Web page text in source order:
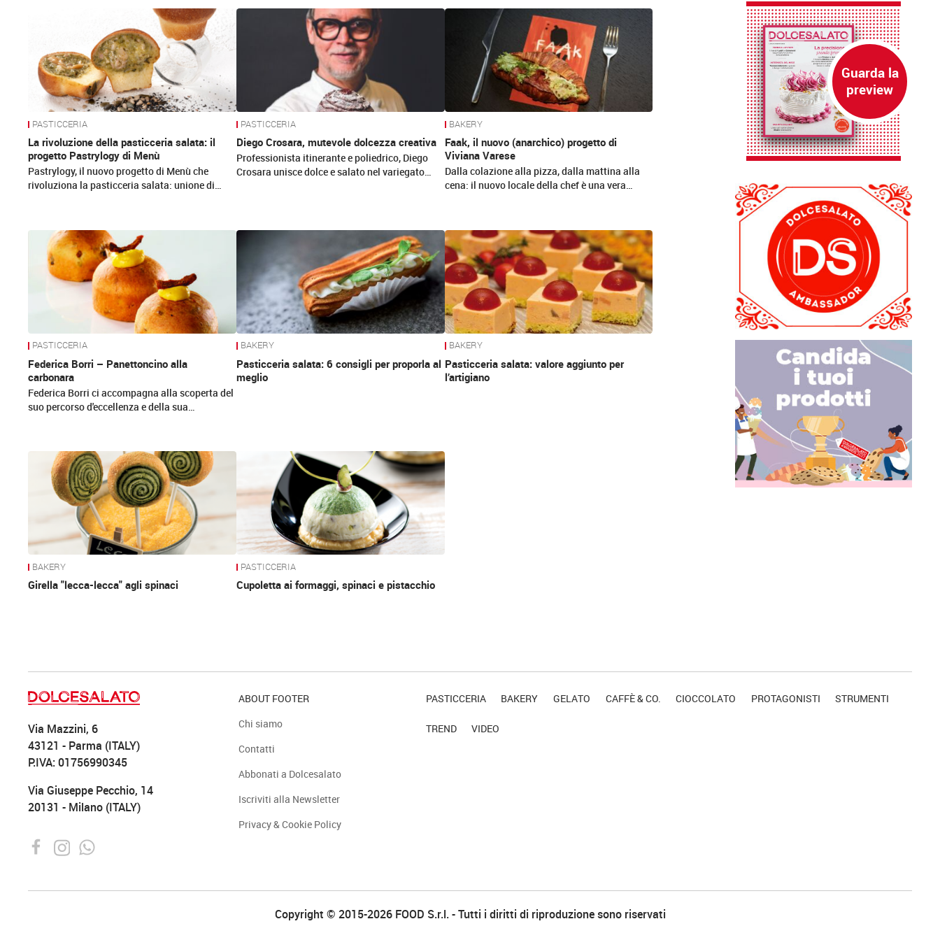
PASTICCERIA
La rivoluzione della pasticceria salata: il
progetto Pastrylogy di Menù
Pastrylogy, il nuovo progetto di Menù che
rivoluziona la pasticceria salata: unione di…
PASTICCERIA
Diego Crosara, mutevole dolcezza creativa
Professionista itinerante e poliedrico, Diego
Crosara unisce dolce e salato nel variegato…
BAKERY
Faak, il nuovo (anarchico) progetto di
Viviana Varese
Dalla colazione alla pizza, dalla mattina alla
cena: il nuovo locale della chef è una vera…
PASTICCERIA
Federica Borri – Panettoncino alla
carbonara
Federica Borri ci accompagna alla scoperta del
suo percorso d'eccellenza e della sua…
BAKERY
Pasticceria salata: 6 consigli per proporla al
meglio
BAKERY
Pasticceria salata: valore aggiunto per
l’artigiano
BAKERY
Girella "lecca-lecca" agli spinaci
PASTICCERIA
Cupoletta ai formaggi, spinaci e pistacchio
Via Mazzini, 6
43121 - Parma (ITALY)
P.IVA: 01756990345
Via Giuseppe Pecchio, 14
20131 - Milano (ITALY)
ABOUT FOOTER
Chi siamo
Contatti
Abbonati a Dolcesalato
Iscriviti alla Newsletter
Privacy & Cookie Policy
PASTICCERIA BAKERY GELATO CAFFÈ & CO. CIOCCOLATO PROTAGONISTI STRUMENTI
TREND VIDEO
Copyright © 2015-2026 FOOD S.r.l. - Tutti i diritti di riproduzione sono riservati